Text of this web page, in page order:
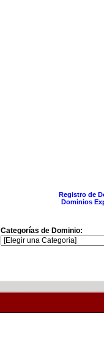
Registro de
Dominios
Categorías de Dominio: